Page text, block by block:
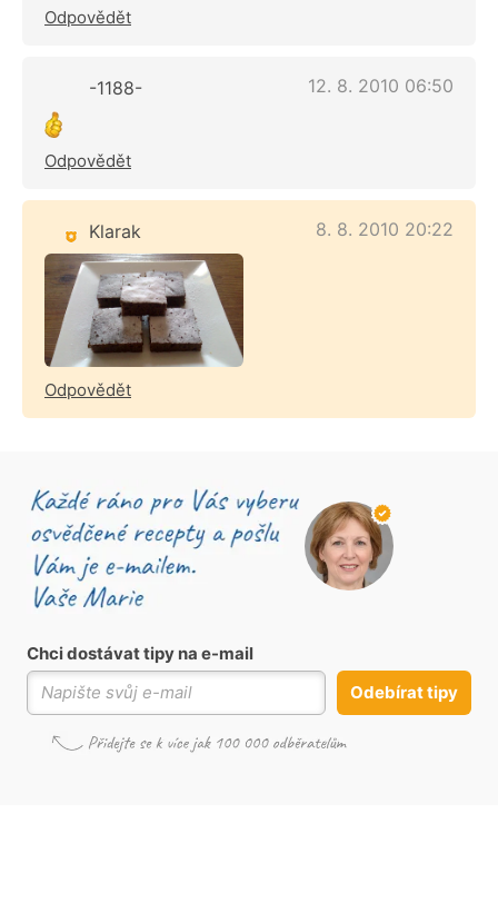
Odpovědět
-1188- 12. 8. 2010 06:50
Odpovědět
Klarak 8. 8. 2010 20:22
Odpovědět
Chci dostávat tipy na e-mail
Odebírat tipy